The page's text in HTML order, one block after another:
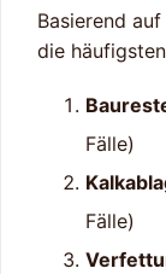
Basierend
die
Fälle)
Fälle)